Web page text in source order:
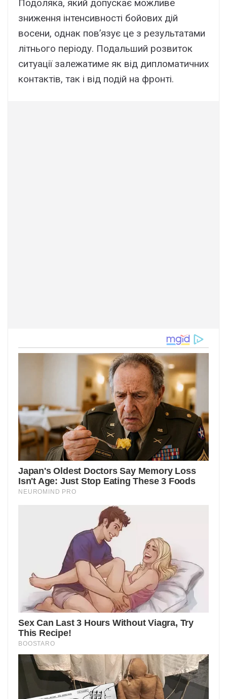
Подоляка, який допускає можливе
зниження інтенсивності бойових дій
восени, однак пов’язує це з результатами
літнього періоду. Подальший розвиток
ситуації залежатиме як від дипломатичних
контактів, так і від подій на фронті.